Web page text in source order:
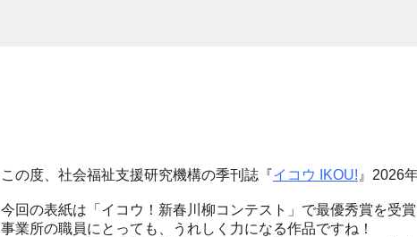
この度、社会福祉支援研究機構の季刊誌『イコウ IKOU! 』2026
今回の表紙は「イコウ！新春川柳コンテスト」で最優秀賞を受
事業所の職員にとっても、うれしく力になる作品ですね！